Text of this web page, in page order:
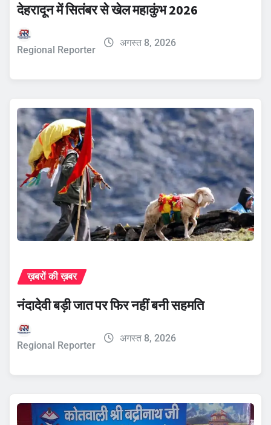
देहरादून में सितंबर से खेल महाकुंभ 2026
Regional Reporter
अगस्त 8, 2026
ख़बरों की ख़बर
नंदादेवी बड़ी जात पर फिर नहीं बनी सहमति
Regional Reporter
अगस्त 8, 2026